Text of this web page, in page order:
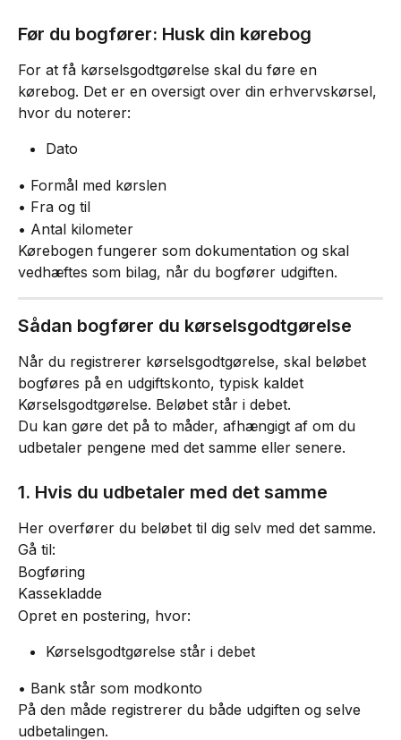
Før du bogfører: Husk din kørebog
For at få kørselsgodtgørelse skal du føre en
kørebog. Det er en oversigt over din erhvervskørsel,
hvor du noterer:
Dato
• Formål med kørslen
• Fra og til
• Antal kilometer
Kørebogen fungerer som dokumentation og skal
vedhæftes som bilag, når du bogfører udgiften.
Sådan bogfører du kørselsgodtgørelse
Når du registrerer kørselsgodtgørelse, skal beløbet
bogføres på en udgiftskonto, typisk kaldet
Kørselsgodtgørelse. Beløbet står i debet.
Du kan gøre det på to måder, afhængigt af om du
udbetaler pengene med det samme eller senere.
1. Hvis du udbetaler med det samme
Her overfører du beløbet til dig selv med det samme.
Gå til:
Bogføring
Kassekladde
Opret en postering, hvor:
Kørselsgodtgørelse står i debet
• Bank står som modkonto
På den måde registrerer du både udgiften og selve
udbetalingen.